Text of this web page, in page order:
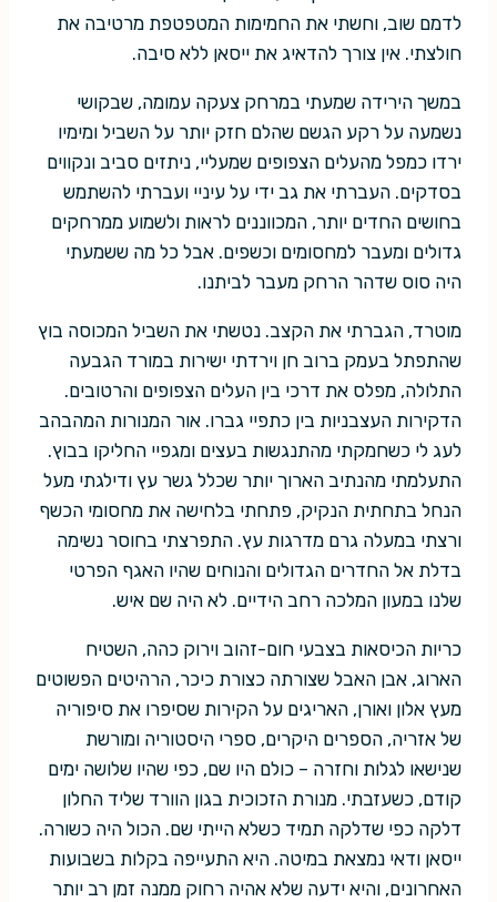
לדמם שוב, וחשתי את החמימות המטפטפת מרטיבה את
חולצתי. אין צורך להדאיג את ייסאן ללא סיבה.
במשך הירידה שמעתי במרחק צעקה עמומה, שבקושי
נשמעה על רקע הגשם שהלם חזק יותר על השביל ומימיו
ירדו כמפל מהעלים הצפופים שמעליי, ניתזים סביב ונקווים
בסדקים. העברתי את גב ידי על עיניי ועברתי להשתמש
בחושים החדים יותר, המכווננים לראות ולשמוע ממרחקים
גדולים ומעבר למחסומים וכשפים. אבל כל מה ששמעתי
היה סוס שדהר הרחק מעבר לביתנו.
מוטרד, הגברתי את הקצב. נטשתי את השביל המכוסה בוץ
שהתפתל בעמק ברוב חן וירדתי ישירות במורד הגבעה
התלולה, מפלס את דרכי בין העלים הצפופים והרטובים.
הדקירות העצבניות בין כתפיי גברו. אור המנורות המהבהב
לעג לי כשחמקתי מהתנגשות בעצים ומגפיי החליקו בבוץ.
התעלמתי מהנתיב הארוך יותר שכלל גשר עץ ודילגתי מעל
הנחל בתחתית הנקיק, פתחתי בלחישה את מחסומי הכשף
ורצתי במעלה גרם מדרגות עץ. התפרצתי בחוסר נשימה
בדלת אל החדרים הגדולים והנוחים שהיו האגף הפרטי
שלנו במעון המלכה רחב הידיים. לא היה שם איש.
כריות הכיסאות בצבעי חום-זהוב וירוק כהה, השטיח
הארוג, אבן האבל שצורתה כצורת כיכר, הרהיטים הפשוטים
מעץ אלון ואורן, האריגים על הקירות שסיפרו את סיפוריה
של אזריה, הספרים היקרים, ספרי היסטוריה ומורשת
שנישאו לגלות וחזרה – כולם היו שם, כפי שהיו שלושה ימים
קודם, כשעזבתי. מנורת הזכוכית בגון הוורד שליד החלון
דלקה כפי שדלקה תמיד כשלא הייתי שם. הכול היה כשורה.
ייסאן ודאי נמצאת במיטה. היא התעייפה בקלות בשבועות
האחרונים, והיא ידעה שלא אהיה רחוק ממנה זמן רב יותר